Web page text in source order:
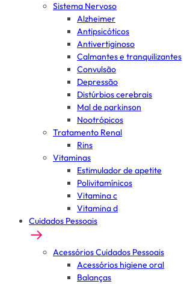
Sistema Nervoso
Alzheimer
Antipsicóticos
Antivertiginoso
Calmantes e tranquilizantes
Convulsão
Depressão
Distúrbios cerebrais
Mal de parkinson
Nootrópicos
Tratamento Renal
Rins
Vitaminas
Estimulador de apetite
Polivitamínicos
Vitamina c
Vitamina d
Cuidados Pessoais
Acessórios Cuidados Pessoais
Acessórios higiene oral
Balanças